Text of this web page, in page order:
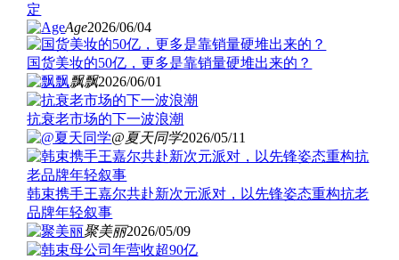
定
Age2026/06/04
国货美妆的50亿，更多是靠销量硬堆出来的？
飘飘2026/06/01
抗衰老市场的下一波浪潮
@夏天同学2026/05/11
韩束携手王嘉尔共赴新次元派对，以先锋姿态重构抗老
品牌年轻叙事
聚美丽2026/05/09